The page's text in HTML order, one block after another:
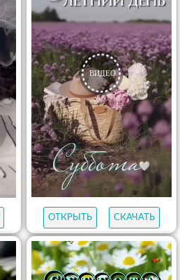
ОТКРЫТЬ СКАЧАТЬ